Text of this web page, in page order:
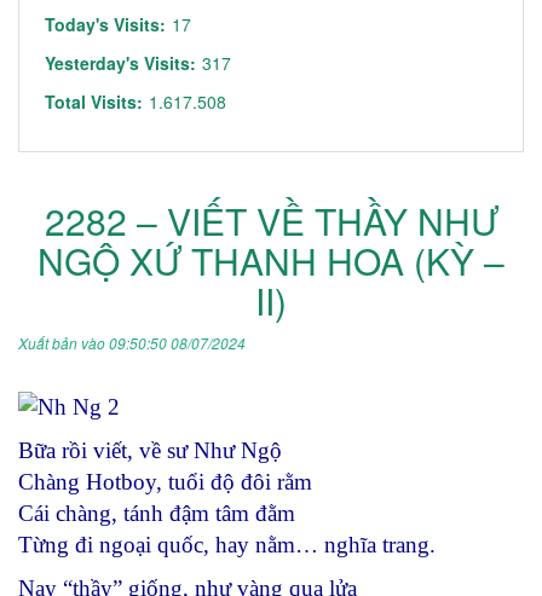
Today's Visits: 17
Yesterday's Visits: 317
Total Visits: 1.617.508
2282 – VIẾT VỀ THẦY NHƯ
NGỘ XỨ THANH HOA (KỲ –
II)
Xuất bản vào 09:50:50 08/07/2024
Bữa rồi viết, về sư Như Ngộ
Chàng Hotboy, tuổi độ đôi rằm
Cái chàng, tánh đậm tâm đằm
Từng đi ngoại quốc, hay nằm… nghĩa trang.
Nay “thầy” giống, như vàng qua lửa